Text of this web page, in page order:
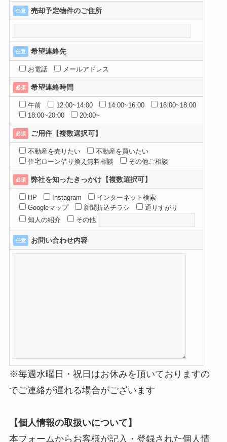
任意 売却予定物件のご住所
任意 希望連絡先
お電話 メールアドレス
必須 希望連絡時間
午前 12:00~14:00 14:00~16:00
16:00~18:00
18:00~20:00
20:00~
必須 ご用件【複数選択可】
不動産を売りたい
不動産を買いたい
住宅ローン借り換え無料相談
その他ご相談
必須 弊社を知ったきっかけ【複数選択可】
HP Instagram
インターネット検索
Googleマップ
新聞折込チラシ
通りすがり
知人の紹介
その他
任意 お問い合わせ内容
※毎週水曜日・祝日はお休みを頂いておりますの
でご連絡が遅れる場合がございます
【個人情報の取扱いについて】
本フォームからお客様が記入・登録された個人情